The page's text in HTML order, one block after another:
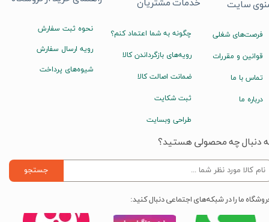
نحوه ثبت سفارش
رویه ارسال سفارش
شیوه‌های پرداخت
خدمات مشتریان
چگونه به شما اعتماد کنم؟
رویه‌های بازگرداندن کالا
ضمانت اصالت کالا
ثبت شکایت
طراحی وبسایت
سایت
فرصت‌های شغلی
قوانین و مقررات
تماس با ما
درباره ما
دنبال چه محصولی هستید؟
جستجو
ما را در شبکه‌های اجتماعی دنبال کنید: